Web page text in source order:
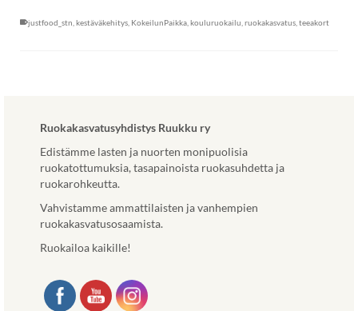
justfood_stn kestäväkehitys KokeilunPaikka kouluruokailu ruokakasvatus teeakort
Ruokakasvatusyhdistys Ruukku ry
Edistämme lasten ja nuorten monipuolisia
ruokatottumuksia, tasapainoista ruokasuhdetta ja
ruokarohkeutta.
Vahvistamme ammattilaisten ja vanhempien
ruokakasvatusosaamista.
Ruokailoa kaikille!